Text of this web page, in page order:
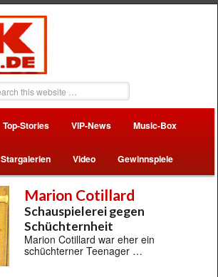
Top-Stories VIP-News Music-Box
Stargalerien Video Gewinnspiele
Marion Cotillard
Schauspielerei gegen
Schüchternheit
Marion Cotillard war eher ein
schüchterner Teenager …